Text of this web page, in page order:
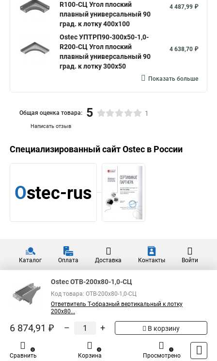
R100-СЦ Угол плоский
плавный универсальный 90
град. к лотку 400х100
4 487,99 ₽
Ostec УПТРП90-300х50-1,0-
R200-СЦ Угол плоский
плавный универсальный 90
град. к лотку 300х50
4 638,70 ₽
Показать больше
Написать отзыв
Общая оценка товара: 5 1
Специализированный сайтOstec в России
Каталог Оплата Доставка Контакты Войти
Ostec ОТВ-200х80-1,0-СЦ
Код товара: ОТВ-200х80-1,0-СЦ
Ответвитель Т-образный вертикальный к лотку
200х80...
6 874,91 ₽ – + В корзину
Сравнить
0
Корзина
0
Просмотрено
1